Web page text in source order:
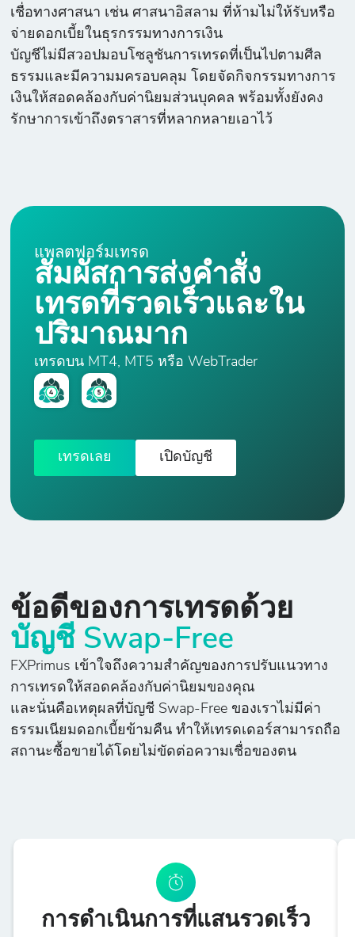
เชื่อทางศาสนา เช่น ศาสนาอิสลาม ที่ห้ามไม่ให้รับหรือ
จ่ายดอกเบี้ยในธุรกรรมทางการเงิน
บัญชีไม่มีสวอปมอบโซลูชันการเทรดที่เป็นไปตามศีล
ธรรมและมีความมครอบคลุม โดยจัดกิจกรรมทางการ
เงินให้สอดคล้องกับค่านิยมส่วนบุคคล พร้อมทั้งยังคง
รักษาการเข้าถึงตราสารที่หลากหลายเอาไว้
แพลตฟอร์มเทรด
สัมผัสการส่งคำสั่ง
เทรดที่รวดเร็วและใน
ปริมาณมาก
เทรดบน MT4, MT5 หรือ WebTrader
เทรดเลย เปิดบัญชี
ข้อดีของการเทรดด้วย
บัญชี Swap-Free
FXPrimus เข้าใจถึงความสำคัญของการปรับแนวทาง
การเทรดให้สอดคล้องกับค่านิยมของคุณ
และนั่นคือเหตุผลที่บัญชี Swap-Free ของเราไม่มีค่า
ธรรมเนียมดอกเบี้ยข้ามคืน ทำให้เทรดเดอร์สามารถถือ
สถานะซื้อขายได้โดยไม่ขัดต่อความเชื่อของตน
การดำเนินการที่แสนรวดเร็ว